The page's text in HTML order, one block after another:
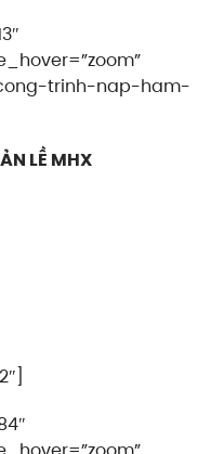
trinh-nap-ham-
LỀ MHX